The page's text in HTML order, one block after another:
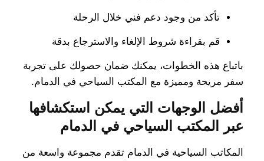
تأكد من وجود دعم فني خلال الرحلة
قم بقراءة شروط الإلغاء والاسترجاع بدقة
باتباع هذه الخطوات، يمكنك ضمان حصولك على تجربة
سفر مريحة ومميزة مع المكتب السياحي في الدمام.
أفضل الوجهات التي يمكن استكشافها
عبر المكتب السياحي في الدمام
المكاتب السياحية في الدمام تقدم مجموعة واسعة من